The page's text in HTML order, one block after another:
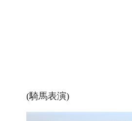
(騎馬表演)